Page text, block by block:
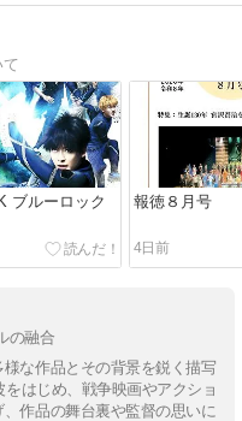
ブルーロック 報徳８月号
4日前
の融合
な作品とその背景を鋭く描写
はじめ、戦争映画やアクショ
作品の舞台裏や監督の思いに